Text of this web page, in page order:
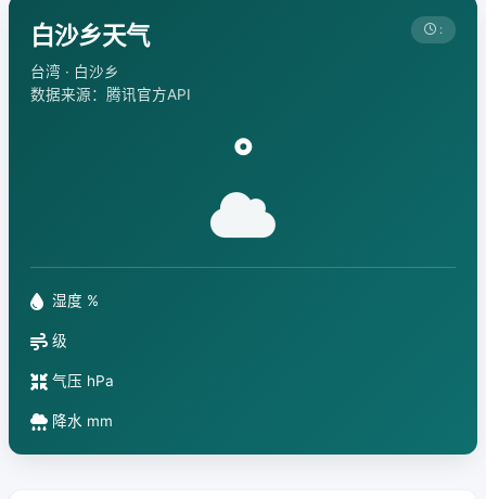
白沙乡天气
台湾 · 白沙乡
数据来源：腾讯官方API
:
°
湿度 %
级
气压 hPa
降水 mm